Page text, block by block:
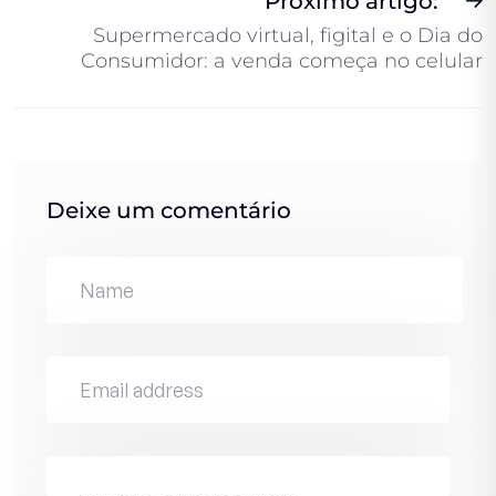
Supermercado virtual, figital e o Dia do
Consumidor: a venda começa no celular
Deixe um comentário